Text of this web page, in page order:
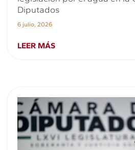
Diputados
6 julio, 2026
LEER MÁS